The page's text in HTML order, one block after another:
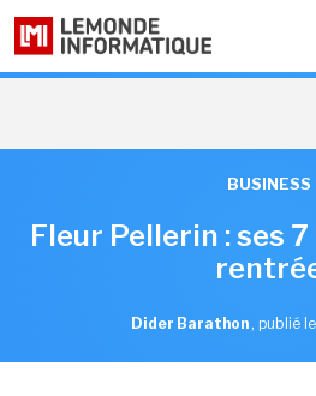
BUSINESS
Fleur Pellerin : ses
Dider Barathon , publié